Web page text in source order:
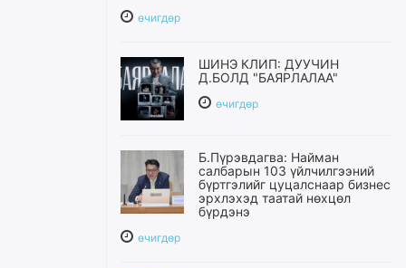
өчигдѳр
ШИНЭ КЛИП: ДУУЧИН
Д.БОЛД "БАЯРЛАЛАА"
өчигдѳр
Б.Пүрэвдагва: Найман
салбарын 103 үйлчилгээний
бүртгэлийг цуцалснаар бизнес
эрхлэхэд таатай нөхцөл
бүрдэнэ
өчигдѳр